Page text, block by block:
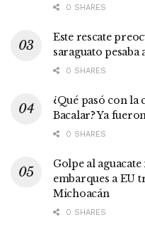
0 SHARES
Este rescate
saraguato
0 SHARES
¿Qué pasó con la
Bacalar? Ya
0 SHARES
Golpe al
embarques a EU
Michoacán
0 SHARES